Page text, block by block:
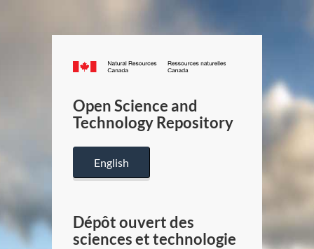
Canada.ca
/
Canada
Open Science and
Technology Repository
English
Dépôt ouvert des
sciences et technologie